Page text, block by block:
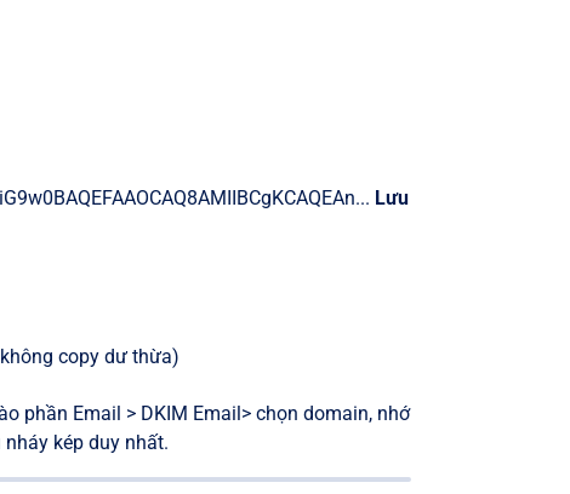
Lưu
copy dư thừa)
phần Email > DKIM Email> chọn domain, nhớ
kép duy nhất.